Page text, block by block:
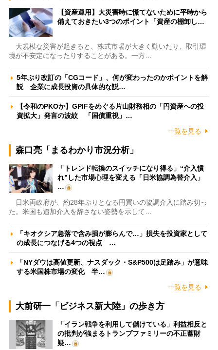
【資産運用】大災害時に慌てないために平時から
備えておきたい3つのポイント「資産の棚卸し…
大規模な災害が起きると、株式市場が大きく動いたり、取引環
境が不安定になったりすることがある。一方…
5年ぶり改訂の「CGコード」、何が変わったのかポイントを解
説 企業に成長投資の具体的な説…
【令和のPKOか】GPIFをめぐる片山財務相の「円資産への投
資拡大」発言の波紋 「国債重視」…
一覧を見る
森口亮「まるわかり市況分析」
「トレンド転換のスイッチになり得る」“介入慣
れ”した市場心理を変える「日米協調為替介入」
…
日米両政府が、約28年ぶりとなる円買いの協調介入に踏み切っ
た。米国も追加介入を辞さない姿勢を示して…
「キオクシア急落で含み損が膨らんで…」損失を投資家として
の成長につなげる4つの視点 …
「NYダウは高値更新、ナスダック・S&P500は足踏み」が意味
する米国株市場の変化 半…
一覧を見る
大前研一「ビジネス新大陸」の歩き方
「イラン戦争を利用して儲けている」利益相反と
の批判が強まるトランプファミリーの不正蓄財
疑…